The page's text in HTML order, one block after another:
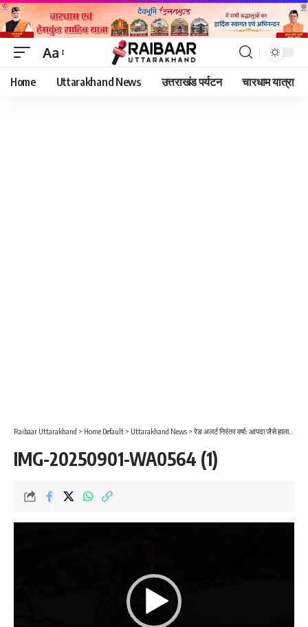
Font
Resizer
Aa
Home Uttarakhand News उत्तराखंड पर्यटन चारधाम यात्रा
Raibaar Uttarakhand > Home Default > Uttarakhand News > रेड अलर्ट निरंतर वर्षाः आपदा जैसे हालात; जन दर्शन में फिर भी पहुंचे 122 फरियादी
IMG-20250901-WA0564 (1)